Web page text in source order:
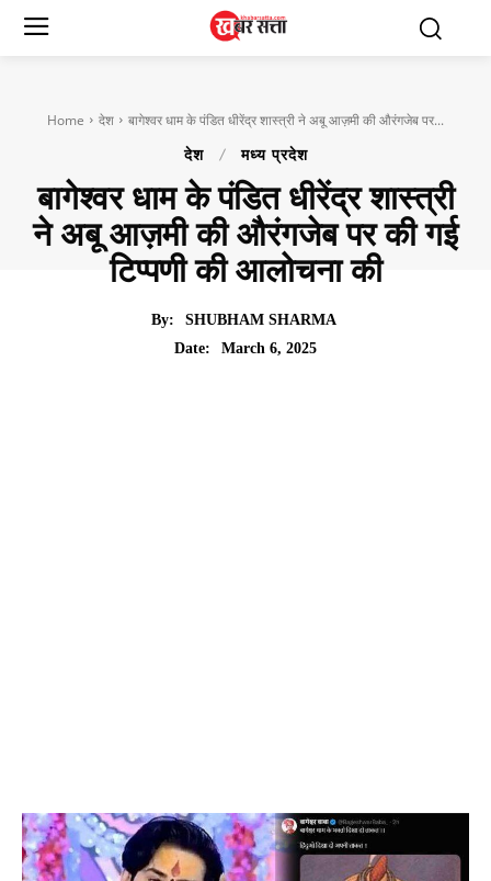
Home देश बागेश्वर धाम के पंडित धीरेंद्र शास्त्री ने अबू आज़मी की औरंगजेब पर...
देश मध्य प्रदेश
बागेश्वर धाम के पंडित धीरेंद्र शास्त्री
ने अबू आज़मी की औरंगजेब पर की गई
टिप्पणी की आलोचना की
By:
SHUBHAM SHARMA
Date:
March 6, 2025